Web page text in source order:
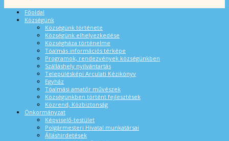
Főoldal
Községünk
Községünk története
Községünk elhelyezkedése
Községháza történelme
Tóalmás információs térképe
Programok, rendezvények községünkben
Szálláshely nyilvántartás
Településképi Arculati Kézikönyv
Egyház
Tóalmási amatőr művészek
Községünkben történt fejlesztések
Közrend, Közbiztonság
Önkormányzat
Képviselő-testület
Polgármesteri Hivatal munkatársai
Álláshirdetések